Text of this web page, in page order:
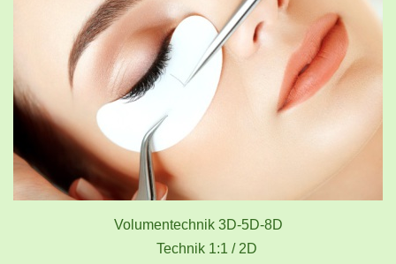
Volumentechnik 3D-5D-8D
Technik 1:1 / 2D